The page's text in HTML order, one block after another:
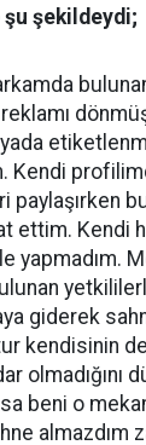
şu şekildeydi;
Kendi
ettim. Kendi
yapmadım.
giderek
kendisinin
olmadığını
beni o
almazdım